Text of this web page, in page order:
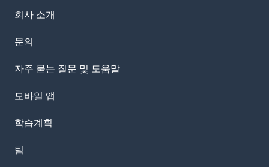
회사 소개
문의
자주 묻는 질문 및 도움말
모바일 앱
학습계획
팀